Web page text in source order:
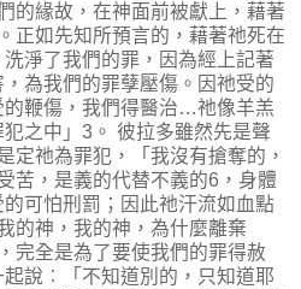
的緣故，在神面前被獻上，藉著
正如先知所預言的，藉著祂死在
淨了我們的罪，因為經上記著
為我們的罪孽壓傷。因祂受的
鞭傷，我們得醫治…祂像羊羔
之中」3。 彼拉多雖然先是聲
定祂為罪犯，「我沒有搶奪的，
苦，是義的代替不義的6，身體
可怕刑罰；因此祂汗流如血點
的神，我的神，為什麼離棄
完全是為了要使我們的罪得赦
說︰「不知道別的，只知道耶